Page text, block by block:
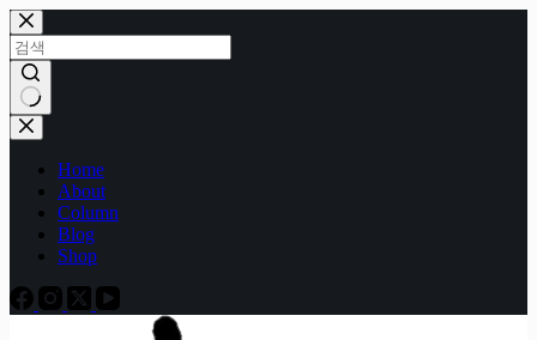
본
문
으
로
건
너
결
Home
About
Column
Blog
Shop